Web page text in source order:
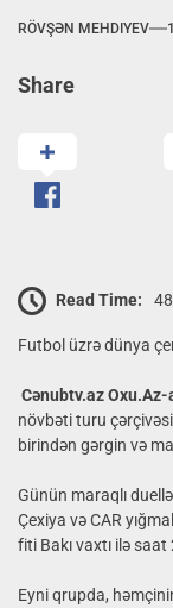
RÖVŞƏN MEHDIYEV
Share
Read Time:
Futbol üzrə dünya
Cənubtv.az
növbəti turu
birindən gərgin və
Günün maraqlı
Çexiya və CAR
fiti Bakı vaxtı ilə
Eyni qrupda,